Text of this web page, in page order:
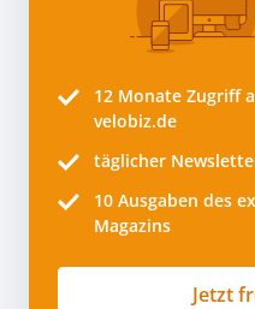
12 Monate Zugriff
velobiz.de
täglicher
10 Ausgaben des
Magazins
Jetzt